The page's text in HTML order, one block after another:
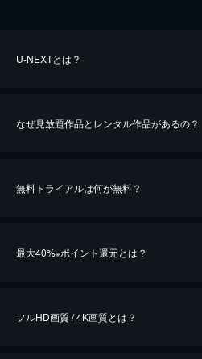
U-NEXTとは？
なぜ見放題作品とレンタル作品があるの？
無料トライアルは何が無料？
最大40%※ポイント還元とは？
フルHD画質 / 4K画質とは？